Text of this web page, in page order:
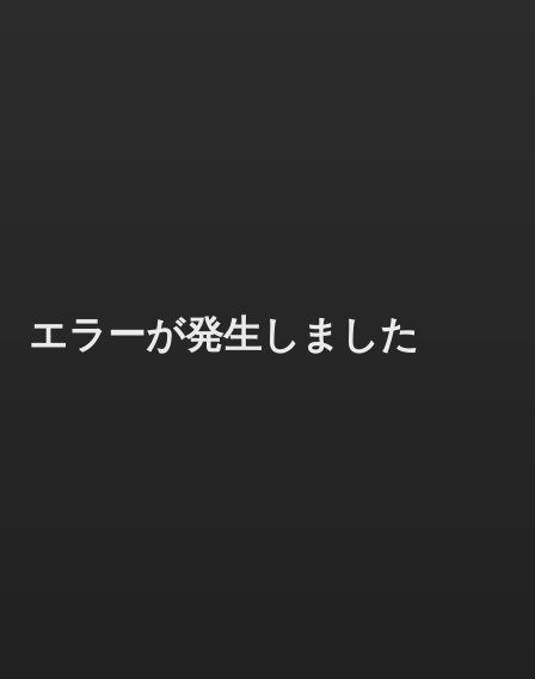
エラーが発生しました